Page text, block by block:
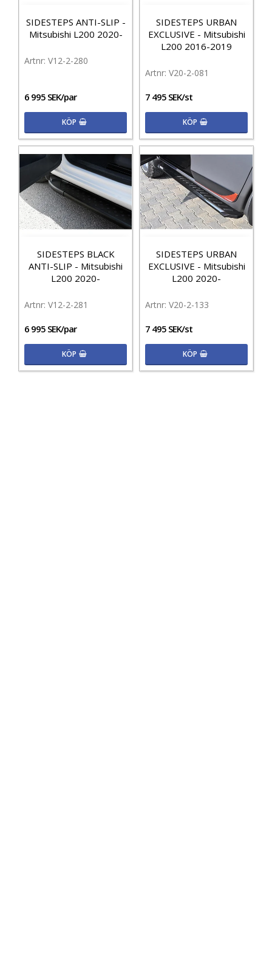
SIDESTEPS ANTI-SLIP -
Mitsubishi L200 2020-
V12-2-280
6 995 SEK/par
KÖP
SIDESTEPS URBAN
EXCLUSIVE - Mitsubishi
L200 2016-2019
V20-2-081
7 495 SEK/st
KÖP
SIDESTEPS BLACK
ANTI-SLIP - Mitsubishi
L200 2020-
V12-2-281
6 995 SEK/par
KÖP
SIDESTEPS URBAN
EXCLUSIVE - Mitsubishi
L200 2020-
V20-2-133
7 495 SEK/st
KÖP